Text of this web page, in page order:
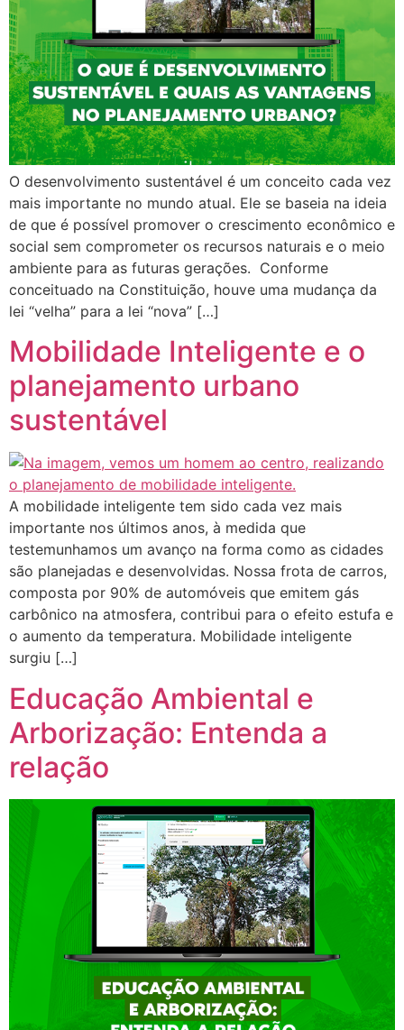
O desenvolvimento sustentável é um conceito cada vez
mais importante no mundo atual. Ele se baseia na ideia
de que é possível promover o crescimento econômico e
social sem comprometer os recursos naturais e o meio
ambiente para as futuras gerações. Conforme
conceituado na Constituição, houve uma mudança da
lei “velha” para a lei “nova” […]
Mobilidade Inteligente e o
planejamento urbano
sustentável
A mobilidade inteligente tem sido cada vez mais
importante nos últimos anos, à medida que
testemunhamos um avanço na forma como as cidades
são planejadas e desenvolvidas. Nossa frota de carros,
composta por 90% de automóveis que emitem gás
carbônico na atmosfera, contribui para o efeito estufa e
o aumento da temperatura. Mobilidade inteligente
surgiu […]
Educação Ambiental e
Arborização: Entenda a
relação